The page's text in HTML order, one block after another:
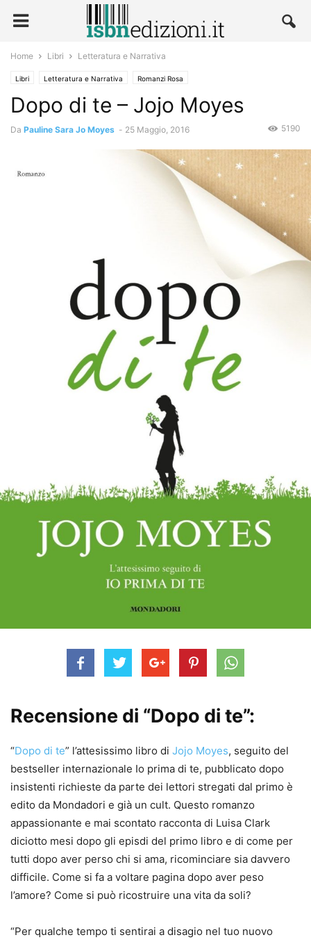
Home Libri Letteratura e Narrativa
Libri Letteratura e Narrativa Romanzi Rosa
Dopo di te – Jojo Moyes
Da Pauline Sara Jo Moyes - 25 Maggio, 2016 5190
Recensione di “Dopo di te”:
“Dopo di te” l’attesissimo libro di Jojo Moyes, seguito del
bestseller internazionale Io prima di te, pubblicato dopo
insistenti richieste da parte dei lettori stregati dal primo è
edito da Mondadori e già un cult. Questo romanzo
appassionante e mai scontato racconta di Luisa Clark
diciotto mesi dopo gli episdi del primo libro e di come per
tutti dopo aver perso chi si ama, ricominciare sia davvero
difficile. Come si fa a voltare pagina dopo aver peso
l’amore? Come si può ricostruire una vita da soli?
“Per qualche tempo ti sentirai a disagio nel tuo nuovo